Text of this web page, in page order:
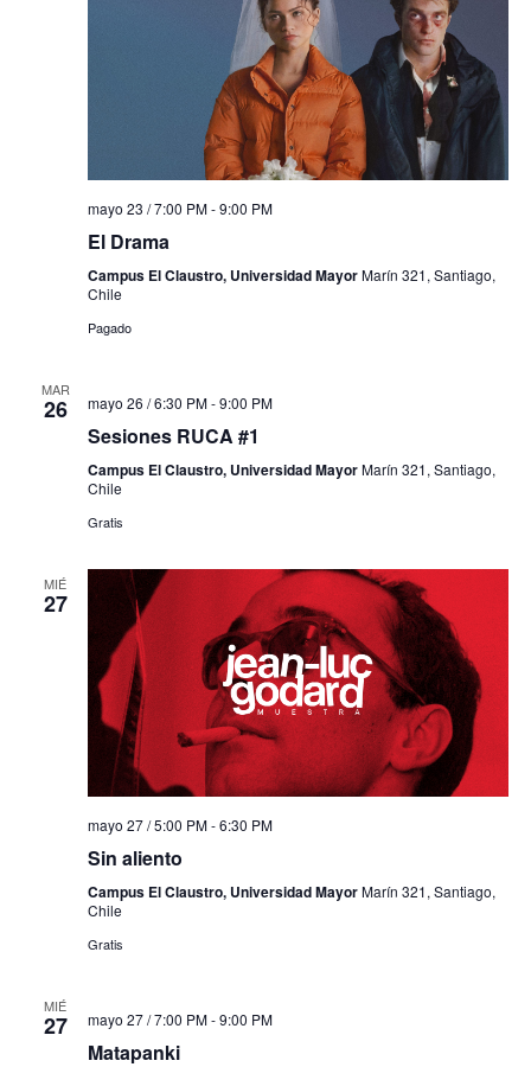
mayo 23 / 7:00 PM-9:00 PM
El Drama
Campus El Claustro, Universidad MayorMarín 321, Santiago,
Chile
Pagado
MAR
26 mayo 26 / 6:30 PM-9:00 PM
Sesiones RUCA #1
Campus El Claustro, Universidad MayorMarín 321, Santiago,
Chile
Gratis
MIÉ
27
mayo 27 / 5:00 PM-6:30 PM
Sin aliento
Campus El Claustro, Universidad MayorMarín 321, Santiago,
Chile
Gratis
MIÉ
27 mayo 27 / 7:00 PM-9:00 PM
Matapanki